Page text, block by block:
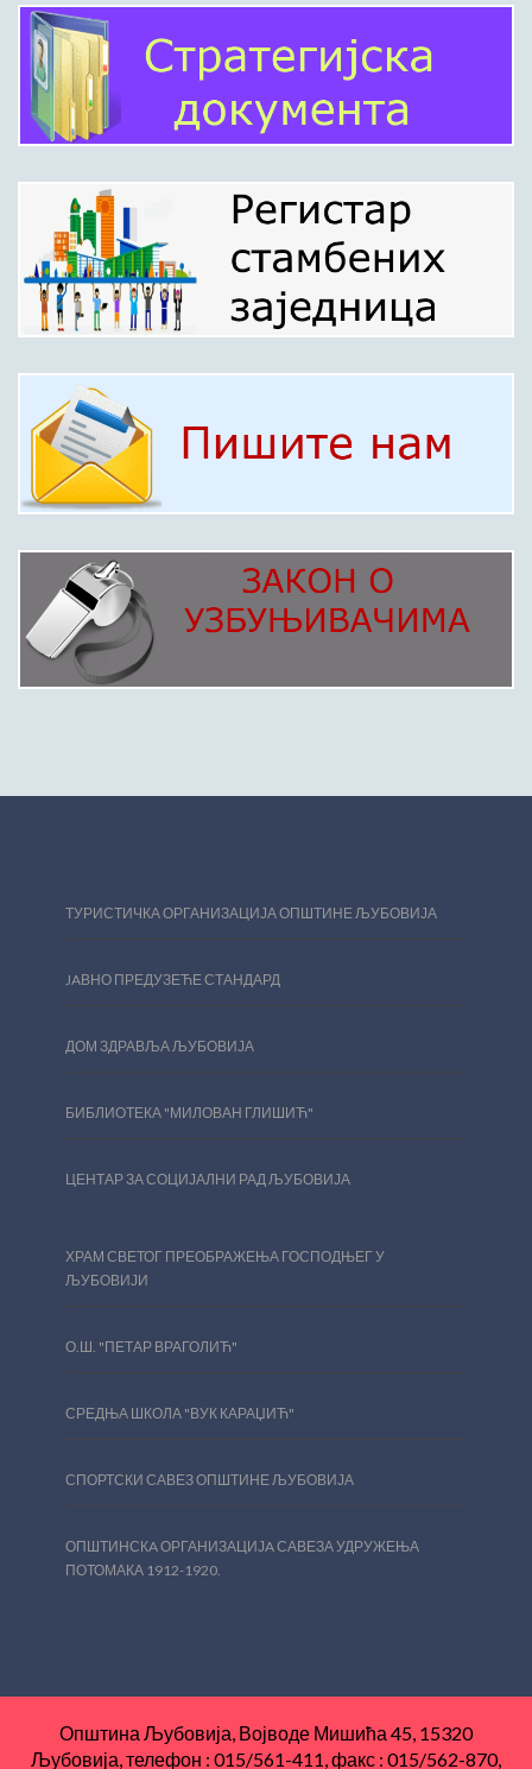
ТУРИСТИЧКА ОРГАНИЗАЦИЈА ОПШТИНЕ ЉУБОВИЈА
JAВНО ПРЕДУЗЕЋЕ СТАНДАРД
ДОМ ЗДРАВЉА ЉУБОВИЈА
БИБЛИОТЕКА "МИЛОВАН ГЛИШИЋ"
ЦЕНТАР ЗА СОЦИЈАЛНИ РАД ЉУБОВИЈА
ХРАМ СВЕТОГ ПРЕОБРАЖЕЊА ГОСПОДЊЕГ У
ЉУБОВИЈИ
О.Ш. "ПЕТАР ВРАГОЛИЋ"
СРЕДЊА ШКОЛА "ВУК КАРАЏИЋ"
СПОРТСКИ САВЕЗ ОПШТИНЕ ЉУБОВИЈА
ОПШТИНСКA ОРГАНИЗАЦИЈA САВЕЗА УДРУЖЕЊА
ПОТОМАКА 1912-1920.
Општина Љубовија, Војводе Мишића 45, 15320
Љубовија, телефон : 015/561-411, факс : 015/562-870,